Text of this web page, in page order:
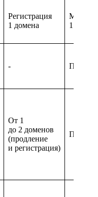
Регистрация
1 домена
1 месяц
-
От 1
до 2 доменов
(продление
и регистрация)